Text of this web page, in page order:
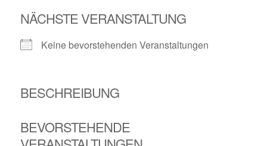
NÄCHSTE VERANSTALTUNG
Keine bevorstehenden Veranstaltungen
BESCHREIBUNG
BEVORSTEHENDE